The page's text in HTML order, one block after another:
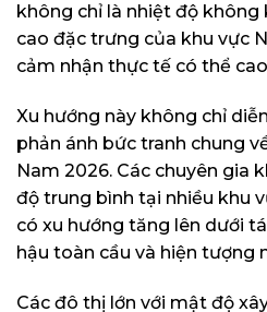
không chỉ là nhiệt độ không
cao đặc trưng của khu vực
cảm nhận thực tế có thể
Xu hướng này không chỉ
phản ánh bức tranh chung
Nam 2026. Các chuyên gia
độ trung bình tại nhiều khu
có xu hướng tăng lên dưới
hậu toàn cầu và hiện tượng
Các đô thị lớn với mật độ